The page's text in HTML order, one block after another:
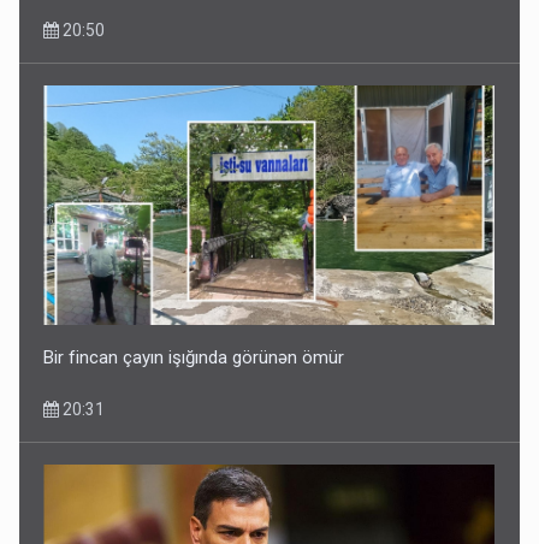
Kartdan karta istədiyiniz qədər köçürmə edə bilərsiniz -
VİDEO
11:06
20:50
Bir fincan çayın işığında görünən ömür
20:31